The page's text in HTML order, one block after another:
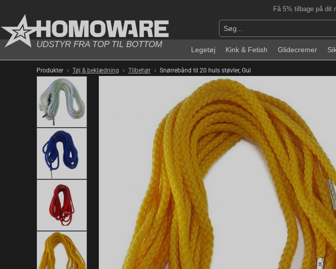
Få 5% tilbage på
UDSTYR FRA TOP TIL BOTTOM
Legetøj Kink & Fetish Glidecremer
Produkter › Tøj & beklædning › Tilbehør › Snørrebånd til 20 huls støvler, Gul